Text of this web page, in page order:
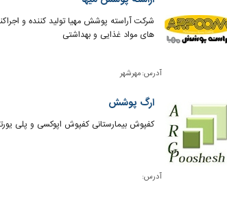
شرکت آراسته پوشش مهیا تولید کننده و
های مواد غذایی و بهداشتی
آدرس:مهرشهر
ارگ پوشش
کفپوش بیمارستانی کفپوش اپوکسی و پلی
آدرس: